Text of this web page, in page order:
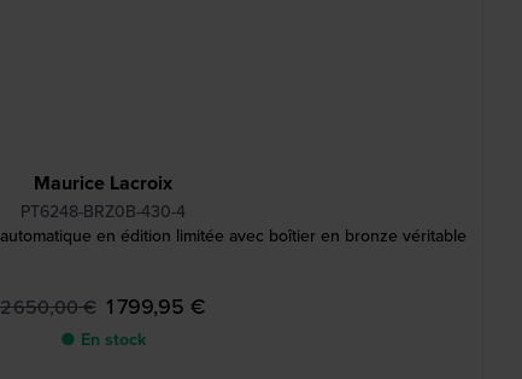
Maurice Lacroix
PT6248-BRZ0B-430-4
en édition limitée avec boîtier en bronze véritable
2 650,00 € 1 799,95 €
● En stock